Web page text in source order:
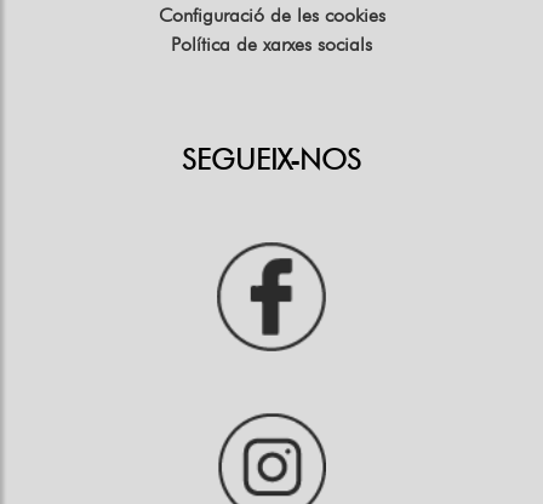
Configuració de les cookies
Política de xarxes socials
SEGUEIX-NOS